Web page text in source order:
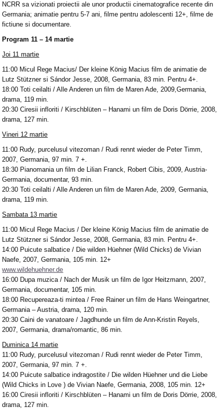
NCRR sa vizionati proiectii ale unor productii cinematografice recente din
Germania; animatie pentru 5-7 ani, filme pentru adolescenti 12+, filme de
fictiune si documentare.
Program 11 – 14 martie
Joi 11 martie
11:00 Micul Rege Macius/ Der kleine König Macius film de animatie de
Lutz Stützner si Sándor Jesse, 2008, Germania, 83 min. Pentru 4+.
18:00 Toti ceilalti / Alle Anderen un film de Maren Ade, 2009,Germania,
drama, 119 min.
20:30 Ciresii infloriti / Kirschblüten – Hanami un film de Doris Dörrie, 2008,
drama, 127 min.
Vineri 12 martie
11:00 Rudy, purcelusul vitezoman / Rudi rennt wieder de Peter Timm,
2007, Germania, 97 min. 7 +.
18:30 Pianomania un film de Lilian Franck, Robert Cibis, 2009, Austria-
Germania, documentar, 93 min.
20:30 Toti ceilalti / Alle Anderen un film de Maren Ade, 2009, Germania,
drama, 119 min.
Sambata 13 martie
11:00 Micul Rege Macius / Der kleine König Macius film de animatie de
Lutz Stützner si Sándor Jesse, 2008, Germania, 83 min. Pentru 4+.
14:00 Puicute salbatice / Die wilden Hüehner (Wild Chicks) de Vivian
Naefe, 2007, Germania, 105 min. 12+
www.wildehuehner.de
16:00 Dupa muzica / Nach der Musik un film de Igor Heitzmann, 2007,
Germania, documentar, 105 min.
18:00 Recupereaza-ti mintea / Free Rainer un film de Hans Weingartner,
Germania – Austria, drama, 120 min.
20:30 Caini de vanatoare / Jagdhunde un film de Ann-Kristin Reyels,
2007, Germania, drama/romantic, 86 min.
Duminica 14 martie
11:00 Rudy, purcelusul vitezoman / Rudi rennt wieder de Peter Timm,
2007, Germania, 97 min. 7 +.
14:00 Puicute salbatice indragostite / Die wilden Hüehner und die Liebe
(Wild Chicks in Love ) de Vivian Naefe, Germania, 2008, 105 min. 12+
16:00 Ciresii infloriti / Kirschblüten – Hanami un film de Doris Dörrie, 2008,
drama, 127 min.